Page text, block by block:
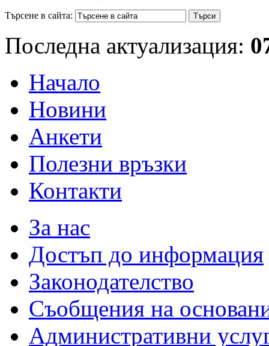
Търсене в сайта:
Последна актуализация:
Начало
Новини
Анкети
Полезни връзки
Контакти
За нас
Достъп до информация
Законодателство
Съобщения на
Административни